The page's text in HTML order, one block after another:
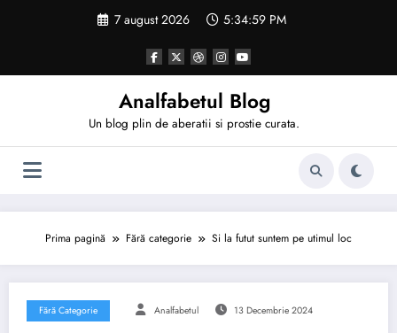
7 august 2026 5:35:00 PM
Analfabetul Blog
Un blog plin de aberatii si prostie curata.
Prima pagină Fără categorie Si la futut suntem pe utimul loc
Fără Categorie Analfabetul 13 Decembrie 2024